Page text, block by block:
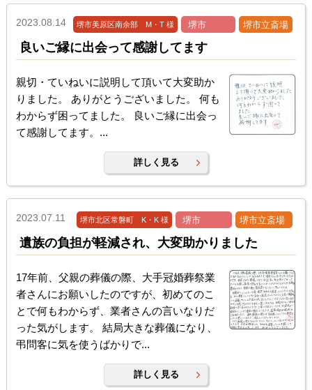
2023.08.14 堺市美原区南余部 M・T 様 堺市 堺市立斎場
良いご縁に出会って感謝してます
親切・ていねいに説明して頂いて大変助か
りました。 ありがとうございました。 何も
わからず困ってました。 良いご縁に出会っ
て感謝してます。...
詳しく見る
2023.07.11 堺市北区常磐町 K・K 様 堺市 堺市立斎場
遺族の負担が軽減され、大変助かりました
17年前、父親の葬儀の際、大手冠婚葬祭業
者さんにお願いしたのですが、初めてのこ
とで何もわからず、業者さんの言いなりだ
った気がします。 結局大きな葬儀になり、
弔問客に気を使うばかりで...
詳しく見る